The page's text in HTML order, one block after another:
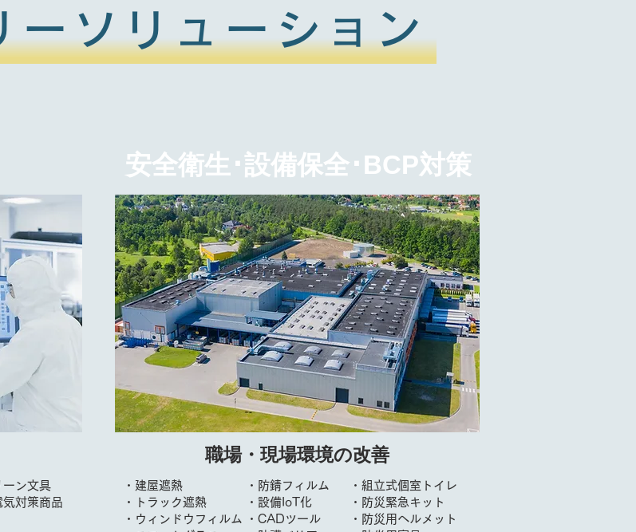
ーソリューション
ーン文具
気対策商品
安全衛生･設備保全･BCP対策
職場・現場環境の改善
・建屋遮熱
・
トラック遮熱
・ウィンドウフィルム
・防錆フィルム
・設備IoT化
・CADツール
・組立式個室トイレ
・防災緊急キット
​ ・防災用ヘルメット